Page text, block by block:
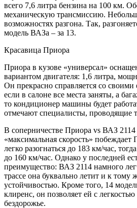
всего 7,6 литра бензина на 100 км.
механическую трансмиссию.
возможностях разгона. Так,
модель ВАЗа – за 13.
Красавица Приора
Приора в кузове «универсал»
вариантом двигателя: 1,6 литра,
Он прекрасно справляется со своими
если в салоне все места заняты, а
то кондиционер машины будет
отмечают специалисты, проводящие
В соперничестве Приора vs ВАЗ 2114
«максимальная скорость» побеждает
легко разогнаться до 183 км/час,
до 160 км/час. Однако у последней
преимущество: ВАЗ 2114 намного
трассе она буквально летит и к тому
устойчивостью. Кроме того, 14
клиренс, он позволяет ей с легкостью
бездорожье.